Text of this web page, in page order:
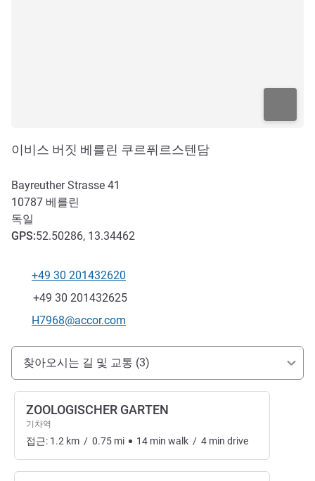
이비스 버짓 베를린 쿠르퓌르스텐담
Bayreuther Strasse 41
10787 베를린
독일
GPS:52.50286, 13.34462
전화
+49 30 201432620
팩스
+49 30 201432625
E-mail
H7968@accor.com
호텔 접근 및 교통
찾아오시는 길 및 교통 (3)
ZOOLOGISCHER GARTEN
기차역
접근: 1.2 km / 0.75 mi 14 min walk / 4 min drive